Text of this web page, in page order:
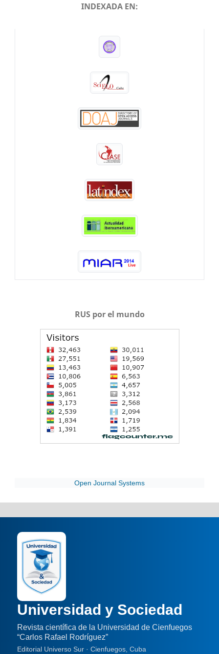
INDEXADA EN:
RUS por el mundo
Open Journal Systems
Universidad y Sociedad
Revista científica de la Universidad de Cienfuegos
“Carlos Rafael Rodríguez”
Editorial Universo Sur · Cienfuegos, Cuba